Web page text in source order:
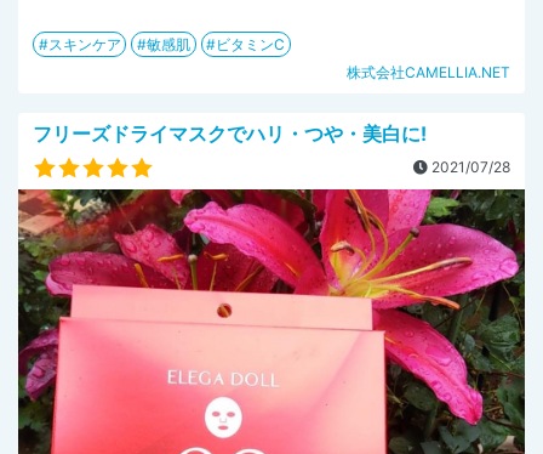
スキンケア 敏感肌
ビタミンC
株式会社CAMELLIA.NET
フリーズドライマスクでハリ・つや・美白に!
2021/07/28